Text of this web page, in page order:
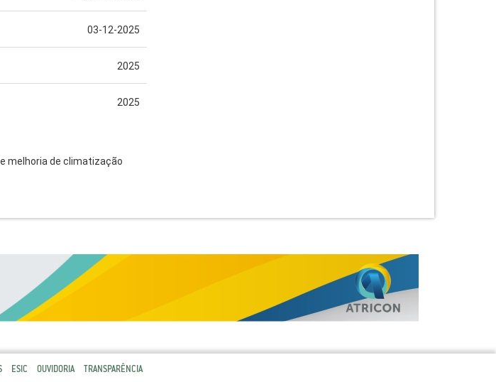
03-12-2025
2025
2025
melhoria de climatização
ESIC OUVIDORIA TRANSPARÊNCIA